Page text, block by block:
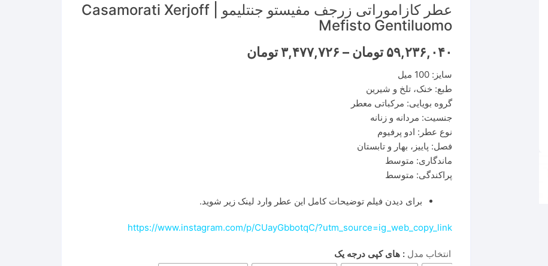
عطر کازاموراتی زرجف مفیستو جنتلیمو | Casamorati Xerjoff
Mefisto Gentiluomo
۵۹,۲۳۶,۰۴۰ تومان – ۳,۴۷۷,۷۲۶تومان
سایز: 100 میل
طبع: خنک، تلخ و شیرین
گروه بویایی: مرکباتی معطر
جنسیت: مردانه و زنانه
نوع عطر: ادو پرفیوم
فصل: پاییز، بهار و تابستان
ماندگاری: متوسط
پراکندگی: متوسط
برای دیدن فیلم توضیحات کامل این عطر وارد لینک زیر شوید.
https://www.instagram.com/p/CUayGbbotqC/?utm_source=ig_web_copy_link
انتخاب مدل : های کپی درجه یک